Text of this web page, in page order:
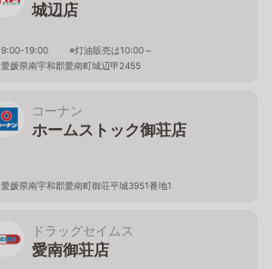
城辺店
9:00-19:00 ※灯油販売は10:00～
愛媛県南宇和郡愛南町城辺甲2455
コーナン
ホームストック御荘店
愛媛県南宇和郡愛南町御荘平城3951番地1
ドラッグセイムス
愛南御荘店